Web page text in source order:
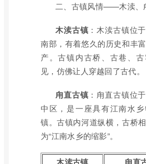
二、古镇风情——木渎、
木渎古镇 ：木渎古镇位
南部，有着悠久的历史和丰
产。古镇内古桥、古巷、
见，仿佛让人穿越回了古代。
甪直古镇 ：甪直古镇位
中区，是一座具有江南水
镇。古镇内河道纵横，古桥
为“江南水乡的缩影”。